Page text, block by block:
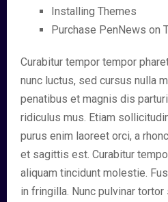
Installing Themes
Purchase PenNews on
Curabitur tempor tempor
nunc luctus, sed cursus nulla
penatibus et magnis dis
ridiculus mus. Etiam
purus enim laoreet orci, a
et sagittis est. Curabitur
aliquam tincidunt molestie.
in fringilla. Nunc pulvinar